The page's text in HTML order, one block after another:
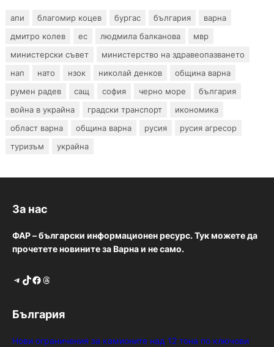
апи благомир коцев бургас българия
варна
дмитро колев
ес людмила балканова
мвр
министерски съвет
министерство на здравеопазването
нап
нато нзок николай денков
община варна
румен радев
сащ софия черно море
българия
война в украйна
градски транспорт
икономика
област варна
община варна русия
русия агресор
туризъм
украйна
За нас
ФАР – български информационен ресурс. Тук можете да
прочетете новините за Варна и не само.
Telegram TikTok Facebook Threads
България
Нови ограничения за камионите над 12 тона по ключови